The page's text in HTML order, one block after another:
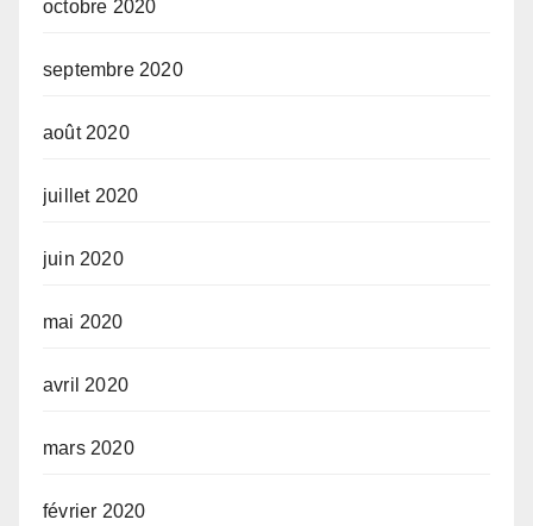
octobre 2020
septembre 2020
août 2020
juillet 2020
juin 2020
mai 2020
avril 2020
mars 2020
février 2020